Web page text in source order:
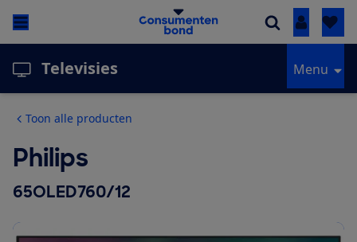
Inloggen
Televisies Menu
Toon alle producten
Philips
65OLED760/12